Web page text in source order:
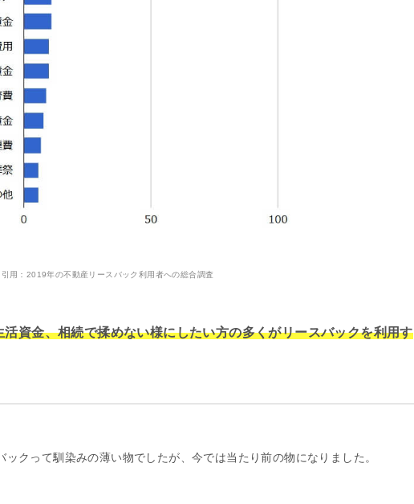
引用： 2019年の不動産リースバック利用者への総合調査
資金、相続で揉めない様にしたい方の多くがリースバックを利用す
ックって馴染みの薄い物でしたが、今では当たり前の物になりました。